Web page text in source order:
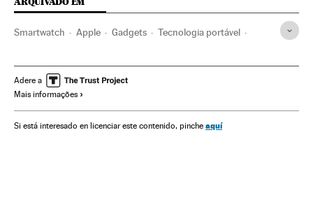
Smartwatch Apple Gadgets Tecnologia portável
Empresas Telefonia Mobilidade
Steve Jobs Tim Cook iPhone Apple Watch
Adere a
Mais informações
Si está interesado en licenciar este contenido, pinche aquí